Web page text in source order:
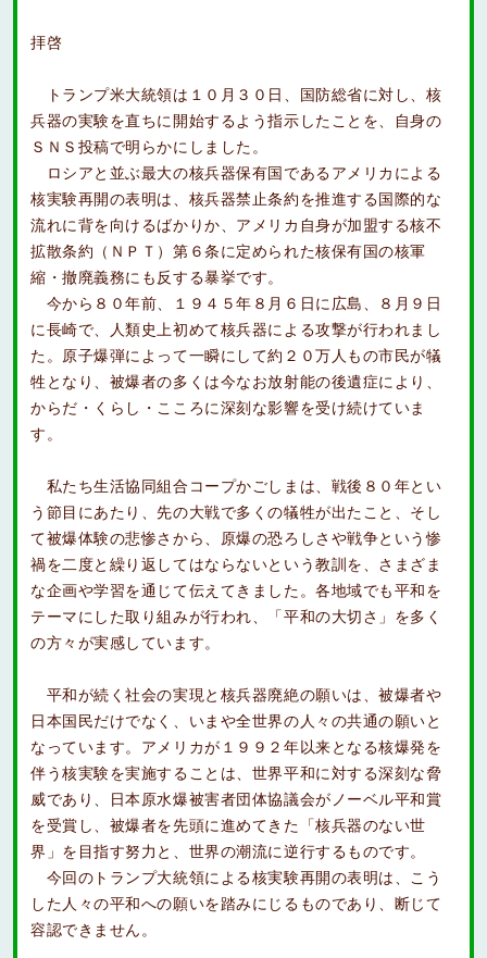
拝啓
トランプ米大統領は１０月３０日、国防総省に対し、核
兵器の実験を直ちに開始するよう指示したことを、自身の
ＳＮＳ投稿で明らかにしました。
ロシアと並ぶ最大の核兵器保有国であるアメリカによる
核実験再開の表明は、核兵器禁止条約を推進する国際的な
流れに背を向けるばかりか、アメリカ自身が加盟する核不
拡散条約（ＮＰＴ）第６条に定められた核保有国の核軍
縮・撤廃義務にも反する暴挙です。
今から８０年前、１９４５年８月６日に広島、８月９日
に長崎で、人類史上初めて核兵器による攻撃が行われまし
た。原子爆弾によって一瞬にして約２０万人もの市民が犠
牲となり、被爆者の多くは今なお放射能の後遺症により、
からだ・くらし・こころに深刻な影響を受け続けていま
す。
私たち生活協同組合コープかごしまは、戦後８０年とい
う節目にあたり、先の大戦で多くの犠牲が出たこと、そし
て被爆体験の悲惨さから、原爆の恐ろしさや戦争という惨
禍を二度と繰り返してはならないという教訓を、さまざま
な企画や学習を通じて伝えてきました。各地域でも平和を
テーマにした取り組みが行われ、「平和の大切さ」を多く
の方々が実感しています。
平和が続く社会の実現と核兵器廃絶の願いは、被爆者や
日本国民だけでなく、いまや全世界の人々の共通の願いと
なっています。アメリカが１９９２年以来となる核爆発を
伴う核実験を実施することは、世界平和に対する深刻な脅
威であり、日本原水爆被害者団体協議会がノーベル平和賞
を受賞し、被爆者を先頭に進めてきた「核兵器のない世
界」を目指す努力と、世界の潮流に逆行するものです。
今回のトランプ大統領による核実験再開の表明は、こう
した人々の平和への願いを踏みにじるものであり、断じて
容認できません。